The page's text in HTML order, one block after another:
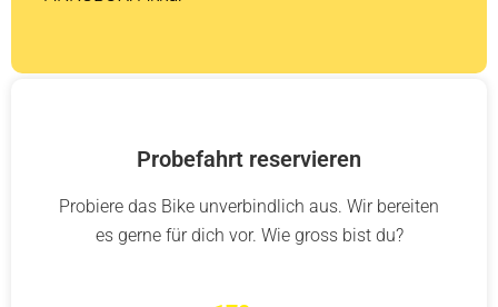
Probefahrt reservieren
Probiere das Bike unverbindlich aus. Wir bereiten
es gerne für dich vor. Wie gross bist du?